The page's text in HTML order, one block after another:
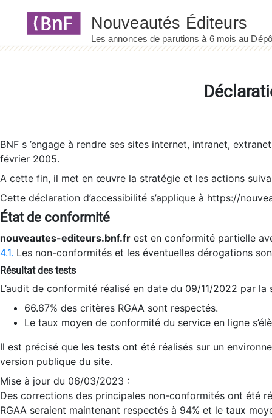
BNF s ’engage à rendre ses sites internet, intranet,
février 2005.
A cette fin, il met en œuvre la stratégie et les actions
Cette déclaration d’accessibilité s’applique à https://
État de conformité
nouveautes-editeurs.bnf.fr est en conformité partielle
4.1. Les non-conformités et les éventuelles dérogations
Résultat des tests
L’audit de conformité réalisé en date du 09/11/2022 par
66.67% des critères RGAA sont respectés.
Le taux moyen de conformité du service en ligne
Il est précisé que les tests ont été réalisés sur un
version publique du site.
Mise à jour du 06/03/2023 :
Des corrections des principales non-conformités ont été
RGAA seraient maintenant respectés à 94% et le taux